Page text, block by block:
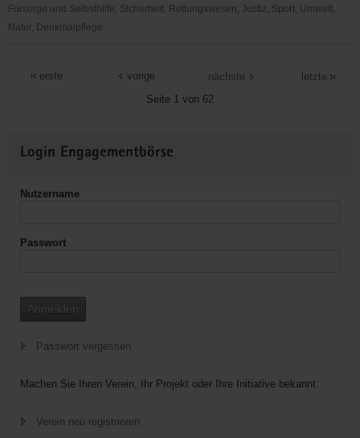
Fürsorge und Selbsthilfe, Sicherheit, Rettungswesen, Justiz, Sport, Umwelt,
Natur, Denkmalpflege
erste
vorige
Seite 1 von 62
nächste letzte
Informationen
Login Engagementbörse
Nutzername
Passwort
Anmelden
Passwort vergessen
Machen Sie Ihren Verein, Ihr Projekt oder Ihre Initiative bekannt.
Verein neu registrieren